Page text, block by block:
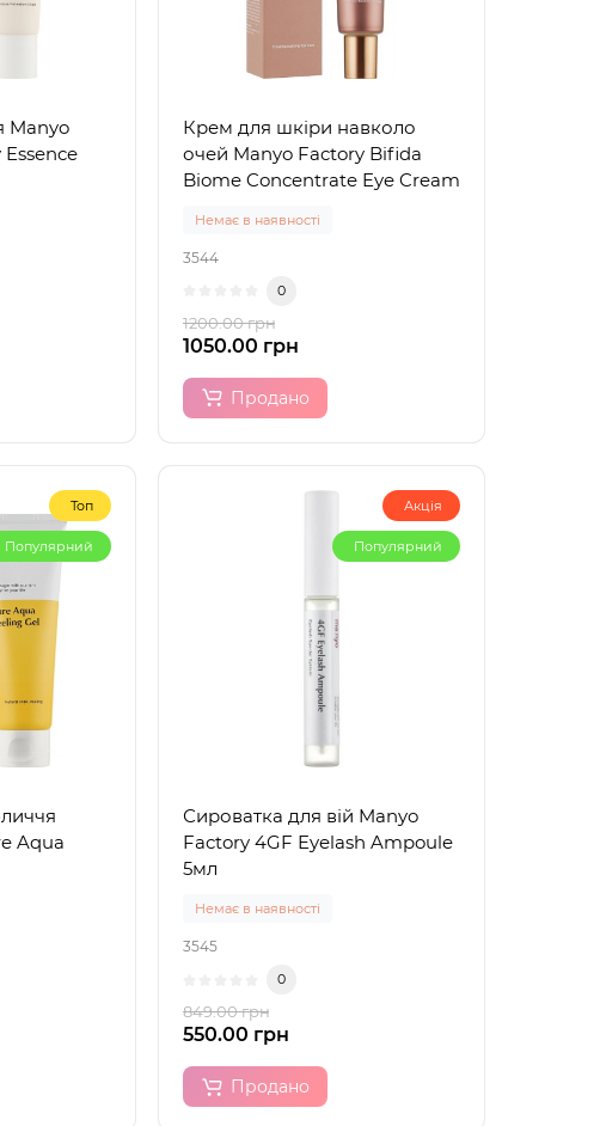
Manyo
Крем для шкіри навколо
очей Manyo Factory Bifida
Biome Concentrate Eye Cream
Немає в наявності
3544
0
1200.00 грн
1050.00 грн
Продано
Топ
Популярний
Aqua
Акція
Популярний
Сироватка для вій Manyo
Factory 4GF Eyelash Ampoule
5мл
Немає в наявності
3545
0
849.00 грн
550.00 грн
Продано